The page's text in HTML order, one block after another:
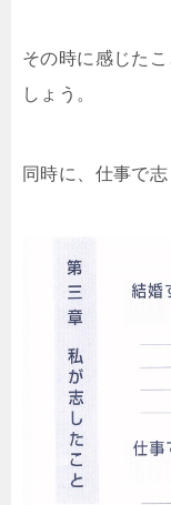
その時に感じた
しょう。
同時に、仕事で